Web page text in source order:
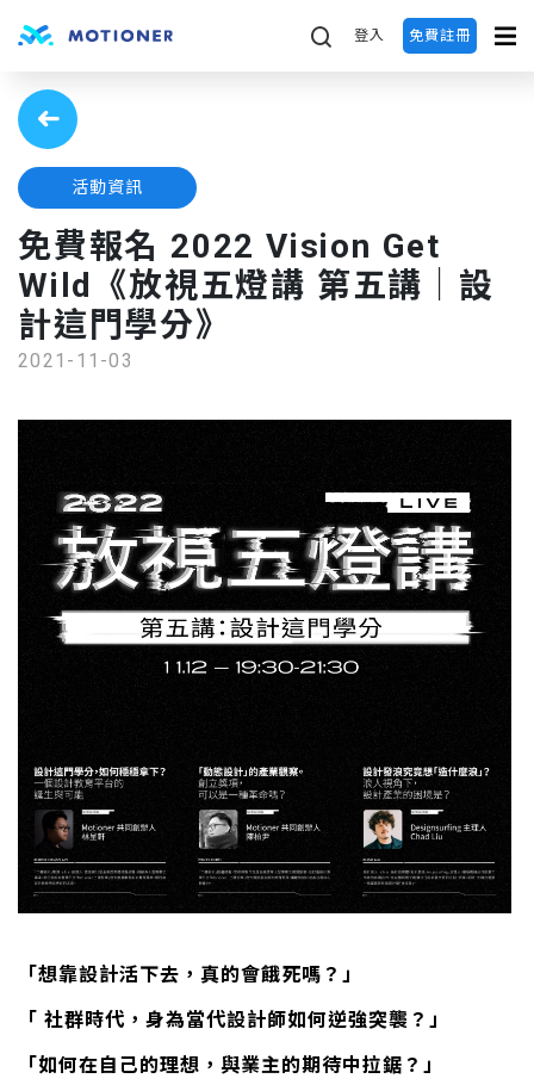
登入 免費註冊
活動資訊
免費報名 2022 Vision Get
Wild《放視五燈講 第五講｜設
計這門學分》
2021-11-03
「想靠設計活下去，真的會餓死嗎？」
「 社群時代，身為當代設計師如何逆強突襲？」
「如何在自己的理想，與業主的期待中拉鋸？」